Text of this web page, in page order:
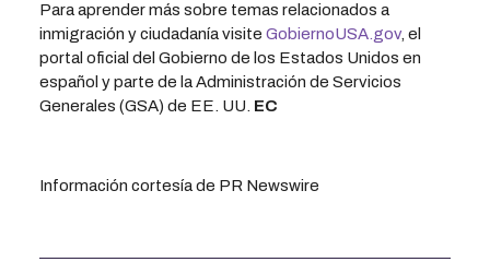
Para aprender más sobre temas relacionados a
inmigración y ciudadanía visite GobiernoUSA.gov, el
portal oficial del Gobierno de los Estados Unidos en
español y parte de la Administración de Servicios
Generales (GSA) de EE. UU. EC
Información cortesía de PR Newswire